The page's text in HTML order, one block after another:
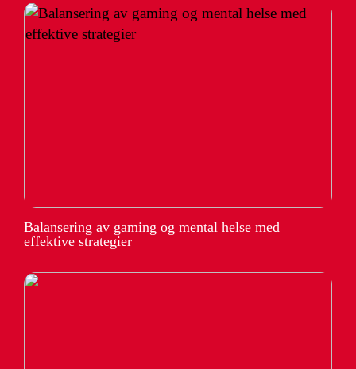
Balansering av gaming og mental helse med
effektive strategier